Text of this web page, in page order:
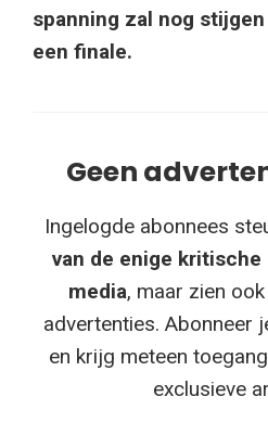
spanning zal nog
een finale.
Geen
Ingelogde abonnees
van de enige
media, maar zien
advertenties. Abonneer
en krijg meteen
exclusieve